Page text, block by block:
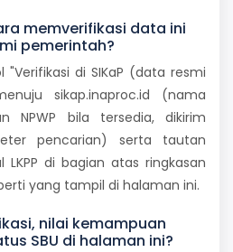
memverifikasi data ini
pemerintah?
"Verifikasi di SIKaP (data resmi
sikap.inaproc.id (nama
NPWP bila tersedia, dikirim
pencarian) serta tautan
di bagian atas ringkasan
yang tampil di halaman ini.
nilai kemampuan
SBU di halaman ini?